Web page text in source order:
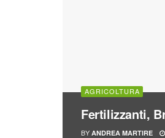
AGRICOLTURA
Fertilizzanti,
BY ANDREA MARTIRE